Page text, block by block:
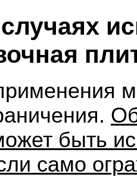
быть
само